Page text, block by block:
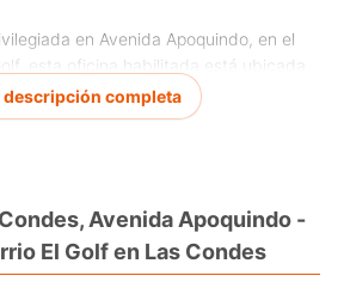
en Avenida Apoquindo, en el
esta oficina habilitada está ubicada
(Zócalo) y posee de 703 m2 construidos
que buscan un espacio amplio y bien
espacios, permitiendo una óptima
tipo de negocio. Además, ofrece
caliente y aire acondicionado,
descripción completa
Avenida Apoquindo -
El Golf en Las Condes